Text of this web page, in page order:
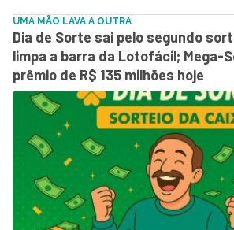
UMA MÃO LAVA A OUTRA
Dia de Sorte sai pelo segundo
limpa a barra da Lotofácil; Mega-
prêmio de R$ 135 milhões hoje